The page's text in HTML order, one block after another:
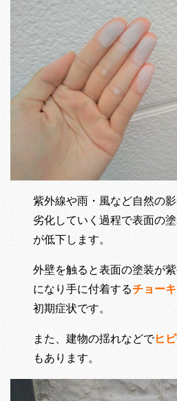
紫外線や雨・風など自然の
劣化していく過程で表面の
が低下します。
外壁を触ると表面の塗装が
になり手に付着するチョー
初期症状です。
また、建物の揺れなどでヒ
もあります。